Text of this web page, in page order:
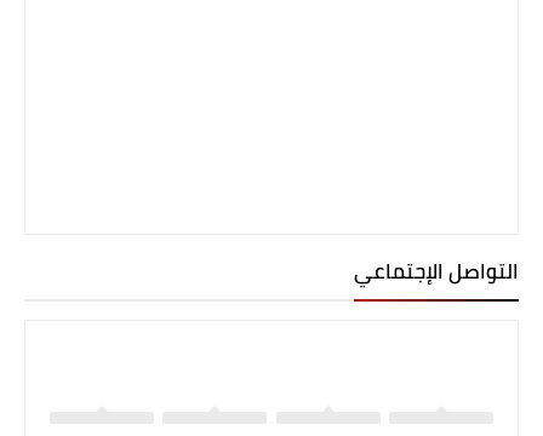
التواصل الإجتماعي